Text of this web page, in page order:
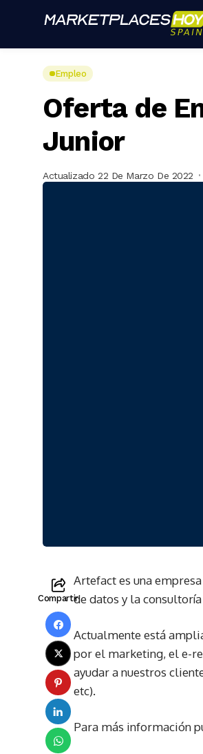
Empleo
Oferta de
Junior
Actualizado 22 De Marzo De 2022
Compartir
Artefact es una
de datos y la
Actualmente está
por el marketing, el e-
ayudar a nuestros
etc).
Para más información